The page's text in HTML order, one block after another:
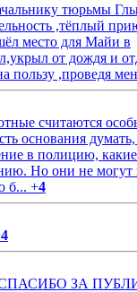
тюрьмы
,тёплый
место для Майи в
от дождя и
пользу ,проведя
считаются
основания
в полицию,
Но они не могут
б... +4
4
ЗА